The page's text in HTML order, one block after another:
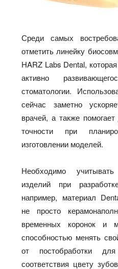
Среди самых
отметить линейку
HARZ Labs Dental,
активно
стоматологии.
сейчас заметно
врачей, а также помогает
точности при
изготовлении моделей.
Необходимо
изделий при
например, материал
не просто
временных коронок и
способностью менять
от постобработки
соответствия цвету